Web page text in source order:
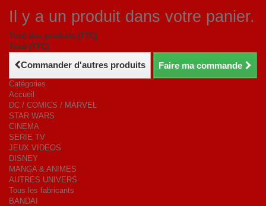
Il y a un produit dans votre panier.
Total des produits (TTC)
Total (TTC)
Commander d'autres produits Faire ma commande
Catégories
Accueil
DC / COMICS / MARVEL
STAR WARS
CINEMA
SERIE TV
JEUX VIDEOS
DISNEY
MANGA & ANIMES
AUTRES UNIVERS
Tous les fabricants
BANDAI